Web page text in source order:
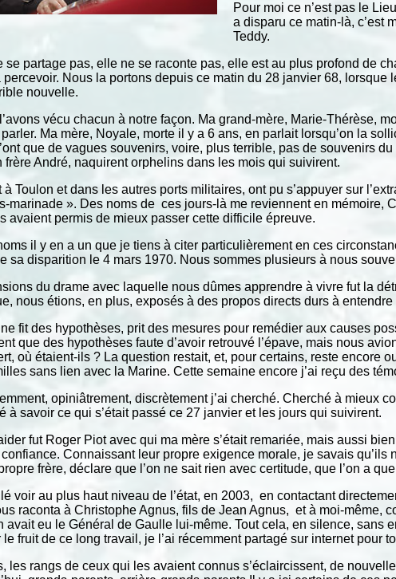
Pour moi ce n’est pas le
a disparu ce matin-là, c’est
Teddy.
se partage pas, elle ne se raconte pas, elle est au plus profond de
Nous la portons depuis ce matin du 28 janvier 68, lorsque
nouvelle.
vécu chacun à notre façon. Ma grand-mère, Marie-Thérèse,
Ma mère, Noyale, morte il y a 6 ans, en parlait lorsqu’on la
que de vagues souvenirs, voire, plus terrible, pas de souvenirs
frère André, naquirent orphelins dans les mois qui suivirent.
Toulon et dans les autres ports militaires, ont pu s’appuyer sur
marinade ». Des noms de ces jours-là me reviennent en mémoire,
avaient permis de mieux passer cette difficile épreuve.
il y en a un que je tiens à citer particulièrement en ces
sa disparition le 4 mars 1970. Nous sommes plusieurs à nous
du drame avec laquelle nous dûmes apprendre à vivre fut la
nous étions, en plus, exposés à des propos directs durs à
fit des hypothèses, prit des mesures pour remédier aux causes
que des hypothèses faute d’avoir retrouvé l’épave, mais nous
où étaient-ils ? La question restait, et, pour certains, reste encore
sans lien avec la Marine. Cette semaine encore j’ai reçu des
opiniâtrement, discrètement j’ai cherché. Cherché à mieux
à savoir ce qui s’était passé ce 27 janvier et les jours qui suivirent.
fut Roger Piot avec qui ma mère s’était remariée, mais aussi
Connaissant leur propre exigence morale, je savais qu’ils
frère, déclare que l’on ne sait rien avec certitude, que l’on a
voir au plus haut niveau de l’état, en 2003, en contactant
raconta à Christophe Agnus, fils de Jean Agnus, et à moi-même,
avait eu le Général de Gaulle lui-même. Tout cela, en silence, sans
le fruit de ce long travail, je l’ai récemment partagé sur internet pour
les rangs de ceux qui les avaient connus s’éclaircissent, de